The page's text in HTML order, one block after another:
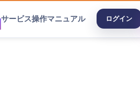
サービス操作マニュアル ログイン